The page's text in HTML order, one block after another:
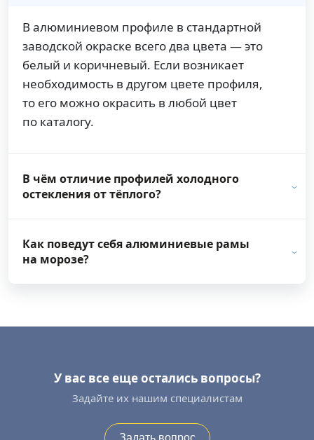
В алюминиевом профиле в стандартной
заводской окраске всего два цвета — это
белый и коричневый. Если возникает
необходимость в другом цвете профиля,
то его можно окрасить в любой цвет
по каталогу.
В чём отличие профилей холодного
остекления от тёплого?
Как поведут себя алюминиевые рамы
на морозе?
У вас все еще остались вопросы?
Задайте их нашим специалистам
Задать вопрос